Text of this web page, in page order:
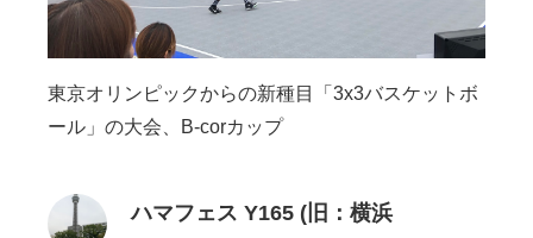
東京オリンピックからの新種目「3x3バスケットボ
ール」の大会、B-corカップ
ハマフェス Y165 (旧：横浜